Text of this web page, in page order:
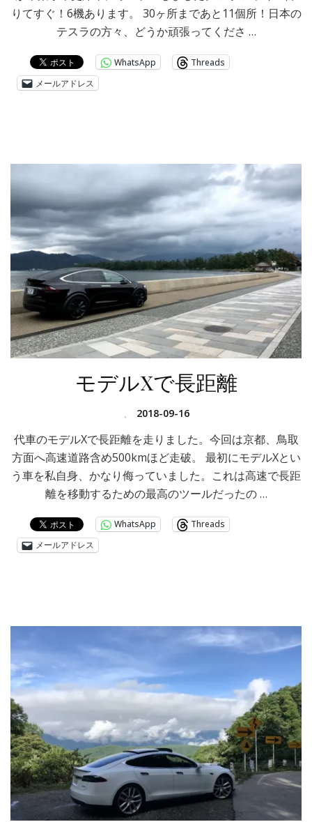
りてすぐ！6機あります。 30ヶ所まであと11個所！日本の
テスラの方々、どうか頑張ってくださ …
WhatsApp
Threads
メールアドレス
モデルXで長距離
、 2018-09-16
代車のモデルXで長距離を走りました。今回は京都、鳥取
方面へ高速道路含め500kmほど走破。 最初にモデルXとい
う車を私自身、かなり侮っていました。これは高速で長距
離を移動するための最高のツールだったの …
WhatsApp
Threads
メールアドレス